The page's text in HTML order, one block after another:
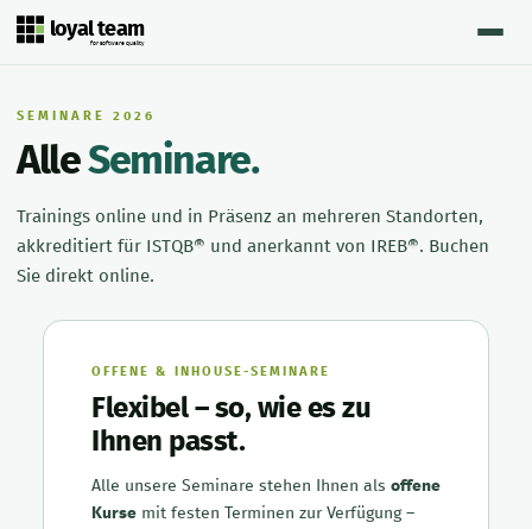
loyal team
for software quality
SEMINARE 2026
AlleSeminare.
Trainings online und in Präsenz an mehreren Standorten,
akkreditiert für ISTQB® und anerkannt von IREB®. Buchen
Sie direkt online.
OFFENE & INHOUSE-SEMINARE
Flexibel – so, wie es zu
Ihnen passt.
Alle unsere Seminare stehen Ihnen als offene
Kurse mit festen Terminen zur Verfügung –